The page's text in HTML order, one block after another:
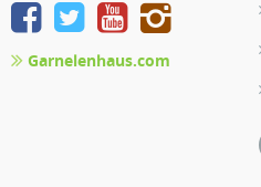
Garnelenhaus.com